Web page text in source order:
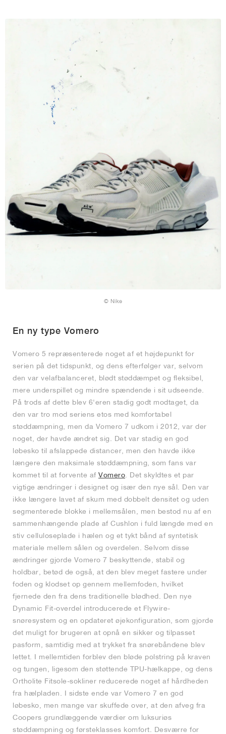
© Nike
En ny type Vomero
Vomero 5 repræsenterede noget af et højdepunkt for
serien på det tidspunkt, og dens efterfølger var, selvom
den var velafbalanceret, blødt støddæmpet og fleksibel,
mere underspillet og mindre spændende i sit udseende.
På trods af dette blev 6'eren stadig godt modtaget, da
den var tro mod seriens etos med komfortabel
støddæmpning, men da Vomero 7 udkom i 2012, var der
noget, der havde ændret sig. Det var stadig en god
løbesko til afslappede distancer, men den havde ikke
længere den maksimale støddæmpning, som fans var
kommet til at forvente af Vomero . Det skyldtes et par
vigtige ændringer i designet og især den nye sål. Den var
ikke længere lavet af skum med dobbelt densitet og uden
segmenterede blokke i mellemsålen, men bestod nu af en
sammenhængende plade af Cushlon i fuld længde med en
stiv celluloseplade i hælen og et tykt bånd af syntetisk
materiale mellem sålen og overdelen. Selvom disse
ændringer gjorde Vomero 7 beskyttende, stabil og
holdbar, betød de også, at den blev meget fastere under
foden og klodset op gennem mellemfoden, hvilket
fjernede den fra dens traditionelle blødhed. Den nye
Dynamic Fit-overdel introducerede et Flywire-
snøresystem og en opdateret øjekonfiguration, som gjorde
det muligt for brugeren at opnå en sikker og tilpasset
pasform, samtidig med at trykket fra snørebåndene blev
lettet. I mellemtiden forblev den bløde polstring på kraven
og tungen, ligesom den støttende TPU-hælkappe, og dens
Ortholite Fitsole-sokliner reducerede noget af hårdheden
fra hælpladen. I sidste ende var Vomero 7 en god
løbesko, men mange var skuffede over, at den afveg fra
Coopers grundlæggende værdier om luksuriøs
støddæmpning og førsteklasses komfort. Desværre for